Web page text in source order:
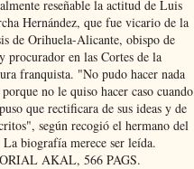
reseñable la actitud de Luis
Hernández, que fue vicario de la
de Orihuela-Alicante, obispo de
procurador en las Cortes de la
franquista. "No pudo hacer nada
no le quiso hacer caso cuando
que rectificara de sus ideas y de
según recogió el hermano del
La biografía merece ser leída.
AKAL, 566 PAGS.